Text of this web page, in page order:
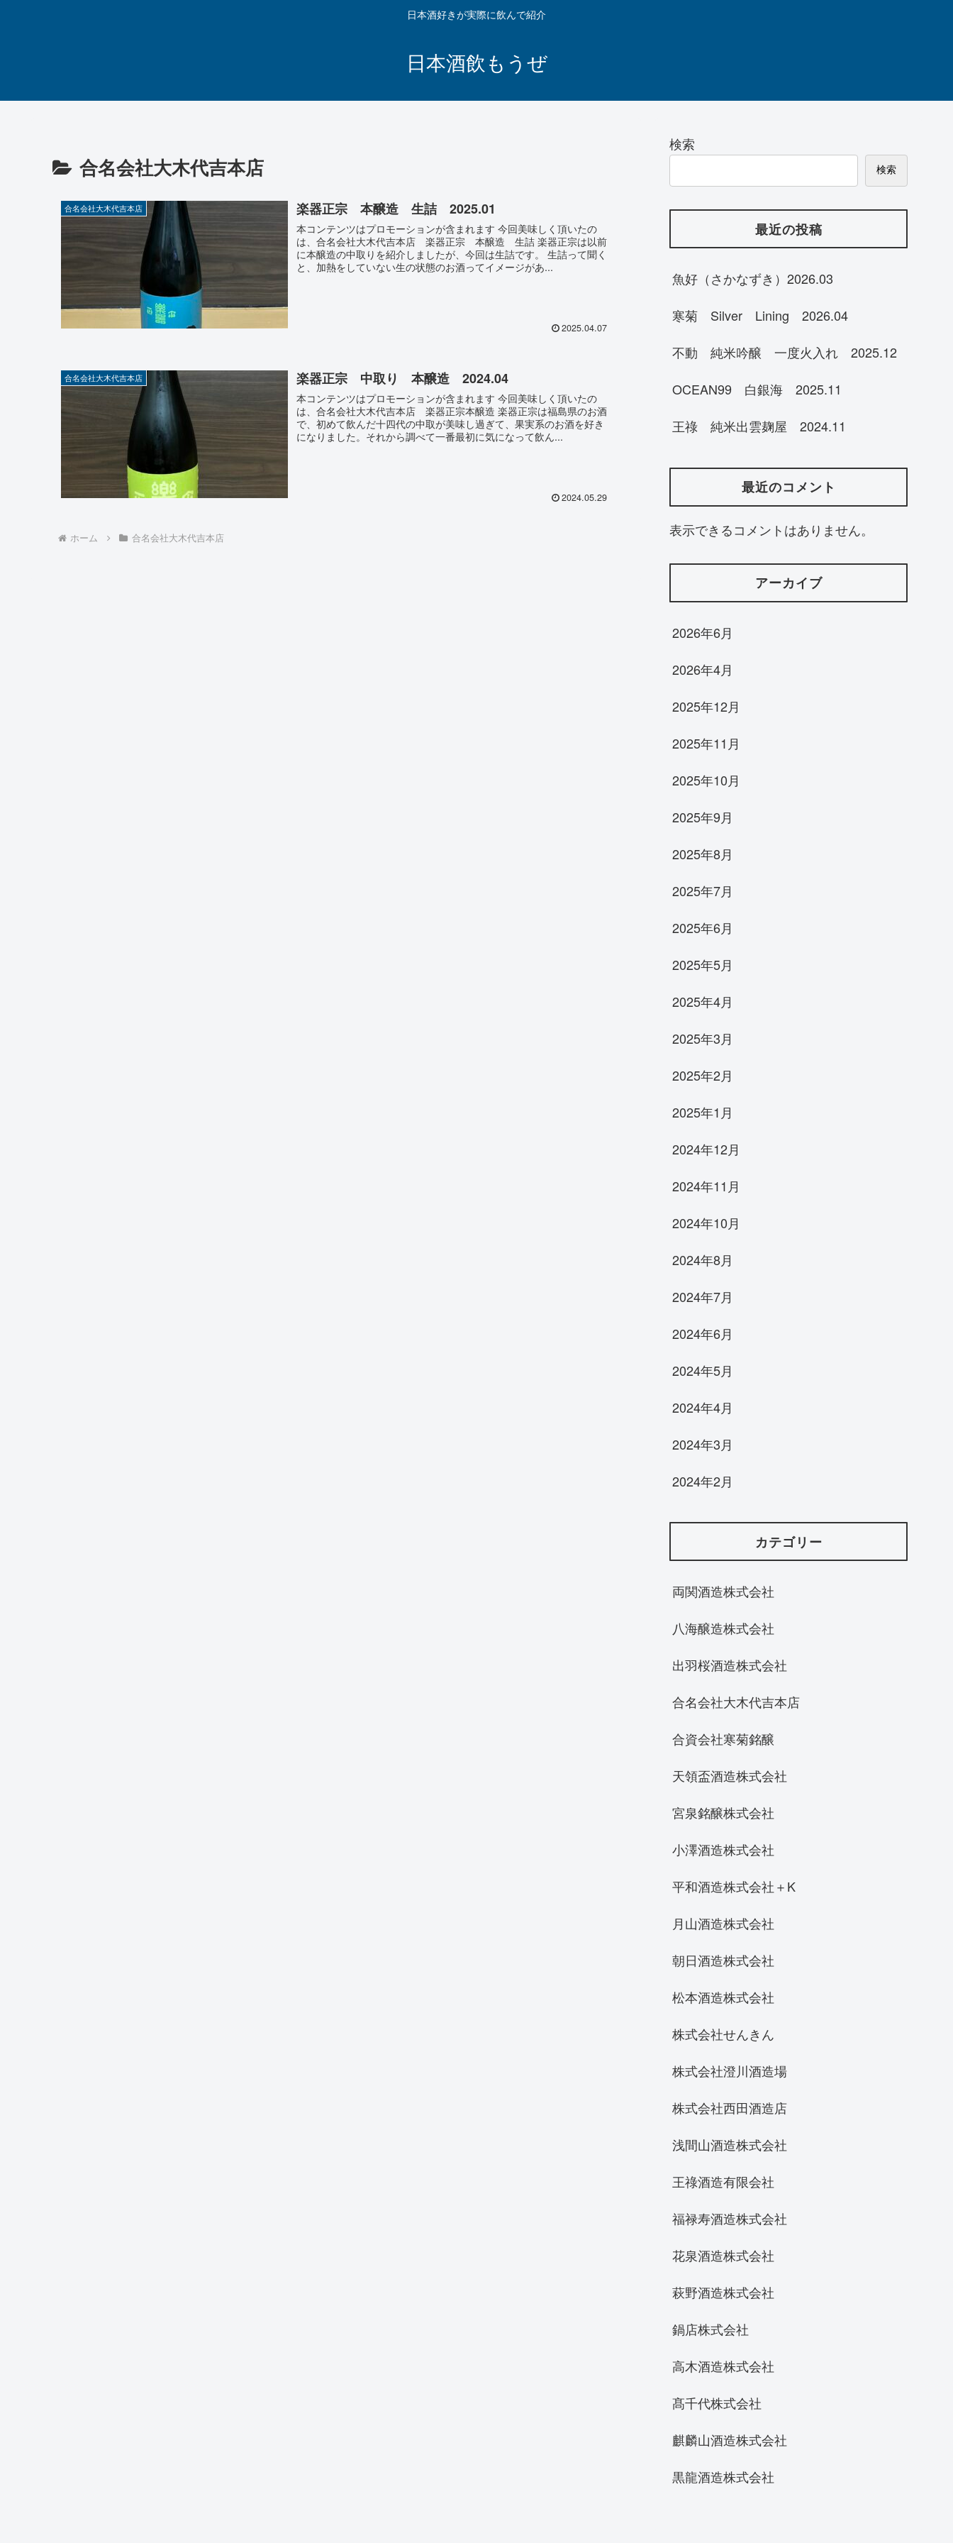
日本酒好きが実際に飲んで紹介
日本酒飲もうぜ
合名会社大木代吉本店
合名会社大木代吉本店 楽器正宗 本醸造 生詰 2025.01
本コンテンツはプロモーションが含まれます 今回美味しく頂いたの
は、合名会社大木代吉本店 楽器正宗 本醸造 生詰 楽器正宗は以前
に本醸造の中取りを紹介しましたが、今回は生詰です。 生詰って聞く
と、加熱をしていない生の状態のお酒ってイメージがあ...
2025.04.07
合名会社大木代吉本店 楽器正宗 中取り 本醸造 2024.04
本コンテンツはプロモーションが含まれます 今回美味しく頂いたの
は、合名会社大木代吉本店 楽器正宗本醸造 楽器正宗は福島県のお酒
で、初めて飲んだ十四代の中取が美味し過ぎて、果実系のお酒を好き
になりました。それから調べて一番最初に気になって飲ん...
2024.05.29
ホーム 合名会社大木代吉本店
検索
検索
最近の投稿
魚好（さかなずき）2026.03
寒菊 Silver Lining 2026.04
不動 純米吟醸 一度火入れ 2025.12
OCEAN99 白銀海 2025.11
王祿 純米出雲麹屋 2024.11
最近のコメント
表示できるコメントはありません。
アーカイブ
2026年6月
2026年4月
2025年12月
2025年11月
2025年10月
2025年9月
2025年8月
2025年7月
2025年6月
2025年5月
2025年4月
2025年3月
2025年2月
2025年1月
2024年12月
2024年11月
2024年10月
2024年8月
2024年7月
2024年6月
2024年5月
2024年4月
2024年3月
2024年2月
カテゴリー
両関酒造株式会社
八海醸造株式会社
出羽桜酒造株式会社
合名会社大木代吉本店
合資会社寒菊銘醸
天領盃酒造株式会社
宮泉銘醸株式会社
小澤酒造株式会社
平和酒造株式会社＋K
月山酒造株式会社
朝日酒造株式会社
松本酒造株式会社
株式会社せんきん
株式会社澄川酒造場
株式会社西田酒造店
浅間山酒造株式会社
王祿酒造有限会社
福禄寿酒造株式会社
花泉酒造株式会社
萩野酒造株式会社
鍋店株式会社
高木酒造株式会社
髙千代株式会社
麒麟山酒造株式会社
黒龍酒造株式会社